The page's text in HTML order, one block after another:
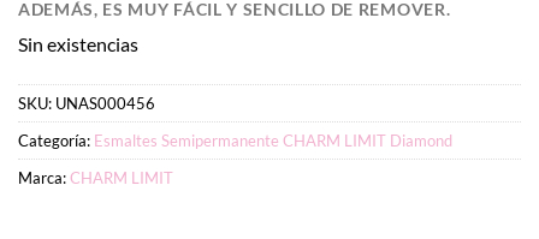
ADEMÁS, ES MUY FÁCIL Y SENCILLO DE REMOVER.
Sin existencias
SKU: UNAS000456
Categoría: Esmaltes Semipermanente CHARM LIMIT Diamond
Marca:CHARM LIMIT